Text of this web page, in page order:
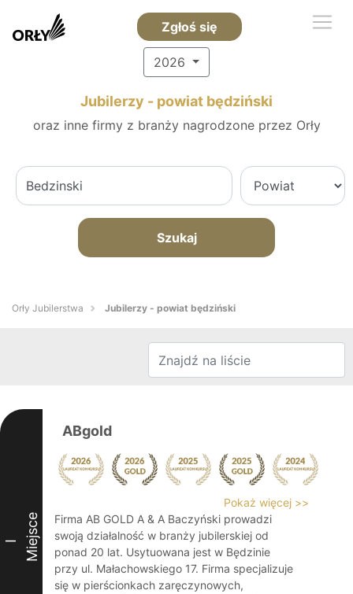
Zgłoś się
2026
Jubilerzy - powiat będziński
oraz inne firmy z branży nagrodzone przez Orły
Szukaj
Orły Jubilerstwa Jubilerzy - powiat będziński
I Miejsce
ABgold
Pokaż więcej >>
Firma AB GOLD A & A Baczyński prowadzi
swoją działalność w branży jubilerskiej od
ponad 20 lat. Usytuowana jest w Będzinie
przy ul. Małachowskiego 17. Firma specjalizuje
się w pierścionkach zaręczynowych,